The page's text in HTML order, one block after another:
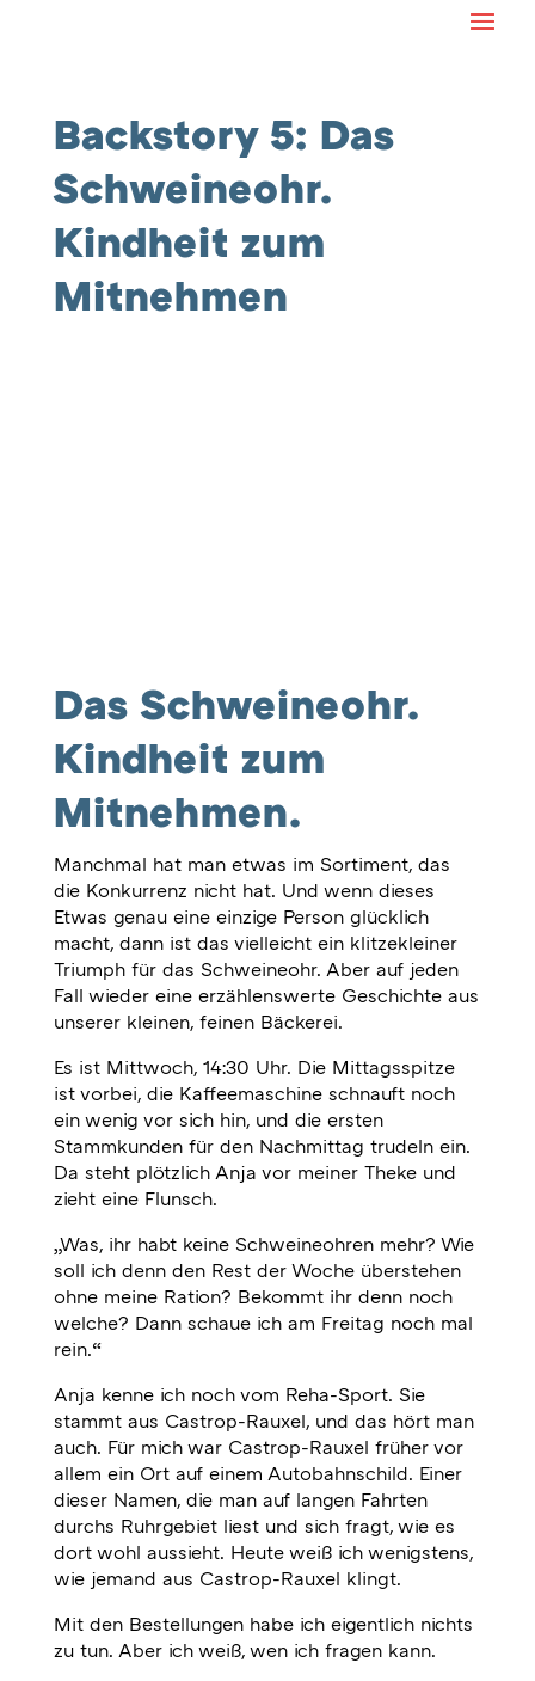
Backstory 5: Das
Schweineohr.
Kindheit zum
Mitnehmen
Das Schweineohr.
Kindheit zum
Mitnehmen.
Manchmal hat man etwas im Sortiment, das
die Konkurrenz nicht hat. Und wenn dieses
Etwas genau eine einzige Person glücklich
macht, dann ist das vielleicht ein klitzekleiner
Triumph für das Schweineohr. Aber auf jeden
Fall wieder eine erzählenswerte Geschichte aus
unserer kleinen, feinen Bäckerei.
Es ist Mittwoch, 14:30 Uhr. Die Mittagsspitze
ist vorbei, die Kaffeemaschine schnauft noch
ein wenig vor sich hin, und die ersten
Stammkunden für den Nachmittag trudeln ein.
Da steht plötzlich Anja vor meiner Theke und
zieht eine Flunsch.
„Was, ihr habt keine Schweineohren mehr? Wie
soll ich denn den Rest der Woche überstehen
ohne meine Ration? Bekommt ihr denn noch
welche? Dann schaue ich am Freitag noch mal
rein.“
Anja kenne ich noch vom Reha-Sport. Sie
stammt aus Castrop-Rauxel, und das hört man
auch. Für mich war Castrop-Rauxel früher vor
allem ein Ort auf einem Autobahnschild. Einer
dieser Namen, die man auf langen Fahrten
durchs Ruhrgebiet liest und sich fragt, wie es
dort wohl aussieht. Heute weiß ich wenigstens,
wie jemand aus Castrop-Rauxel klingt.
Mit den Bestellungen habe ich eigentlich nichts
zu tun. Aber ich weiß, wen ich fragen kann.